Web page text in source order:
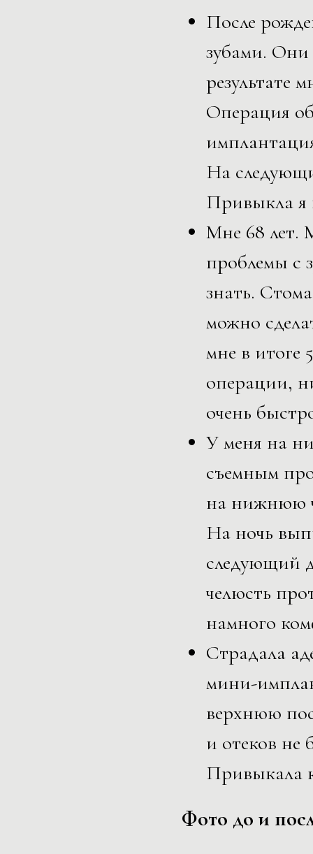
После
зубами. Они
результате
Операция
На
Привыкла я
Мне 68 лет.
проблемы с
знать.
можно
мне в итоге
операции,
очень
У меня на
съемным
на нижнюю
На ночь
следующий
челюсть
намного
Страдала
мини-
верхнюю
и отеков не
Привыкала
Фото до и